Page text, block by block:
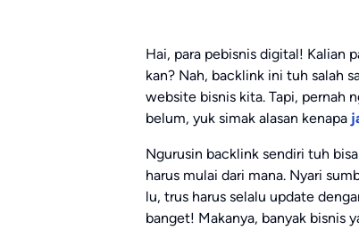
Hai, para pebisnis digital! Kalian
kan? Nah, backlink ini tuh salah
website bisnis kita. Tapi, pernah
belum, yuk simak alasan kenapa
Ngurusin backlink sendiri tuh
harus mulai dari mana. Nyari
lu, trus harus selalu update
banget! Makanya, banyak bisnis